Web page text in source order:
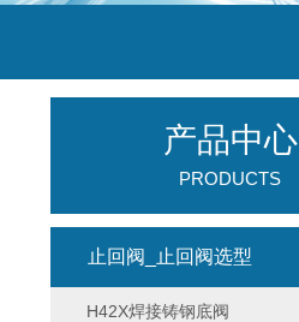
产品中心
PRODUCTS
止回阀_止回阀选型
H42X焊接铸钢底阀